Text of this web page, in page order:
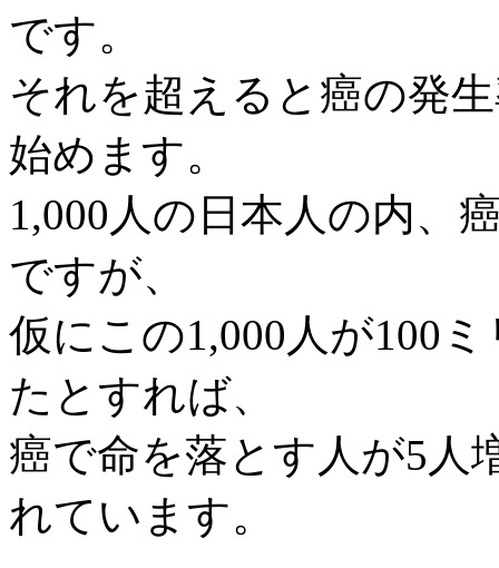
です。
それを超えると癌の発
始めます。
1,000人の日本人の内、
ですが、
仮にこの1,000人が100
たとすれば、
癌で命を落とす人が5人
れています。